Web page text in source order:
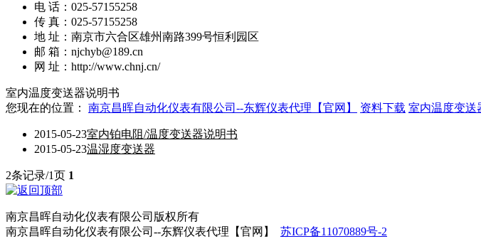
电 话：025-57155258
传 真：025-57155258
地 址：南京市六合区雄州南路399号恒利园区
邮 箱：njchyb@189.cn
网 址：http://www.chnj.cn/
室内温度变送器说明书
您现在的位置： 南京昌晖自动化仪表有限公司--东辉仪表代理【官网】 资料下载 室内温度变送
2015-05-23室内铂电阻/温度变送器说明书
2015-05-23温湿度变送器
2条记录/1页 1
南京昌晖自动化仪表有限公司版权所有
南京昌晖自动化仪表有限公司--东辉仪表代理【官网】 苏ICP备11070889号-2